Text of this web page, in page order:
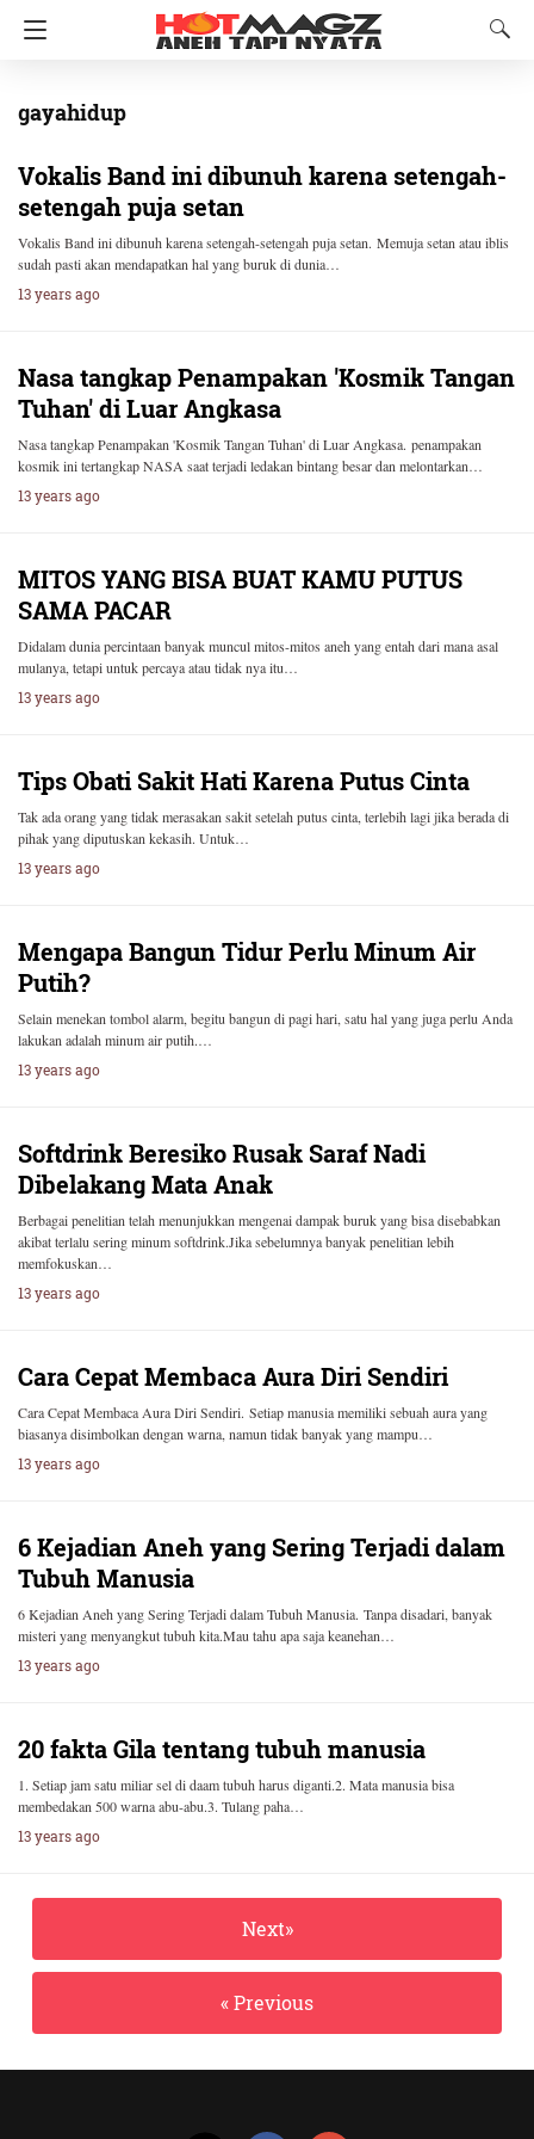
gayahidup
Vokalis Band ini dibunuh karena setengah-
setengah puja setan
Vokalis Band ini dibunuh karena setengah-setengah puja setan. Memuja setan atau iblis
sudah pasti akan mendapatkan hal yang buruk di dunia…
13 years ago
Nasa tangkap Penampakan 'Kosmik Tangan
Tuhan' di Luar Angkasa
Nasa tangkap Penampakan 'Kosmik Tangan Tuhan' di Luar Angkasa. penampakan
kosmik ini tertangkap NASA saat terjadi ledakan bintang besar dan melontarkan…
13 years ago
MITOS YANG BISA BUAT KAMU PUTUS
SAMA PACAR
Didalam dunia percintaan banyak muncul mitos-mitos aneh yang entah dari mana asal
mulanya, tetapi untuk percaya atau tidak nya itu…
13 years ago
Tips Obati Sakit Hati Karena Putus Cinta
Tak ada orang yang tidak merasakan sakit setelah putus cinta, terlebih lagi jika berada di
pihak yang diputuskan kekasih. Untuk…
13 years ago
Mengapa Bangun Tidur Perlu Minum Air
Putih?
Selain menekan tombol alarm, begitu bangun di pagi hari, satu hal yang juga perlu Anda
lakukan adalah minum air putih.…
13 years ago
Softdrink Beresiko Rusak Saraf Nadi
Dibelakang Mata Anak
Berbagai penelitian telah menunjukkan mengenai dampak buruk yang bisa disebabkan
akibat terlalu sering minum softdrink.Jika sebelumnya banyak penelitian lebih
memfokuskan…
13 years ago
Cara Cepat Membaca Aura Diri Sendiri
Cara Cepat Membaca Aura Diri Sendiri. Setiap manusia memiliki sebuah aura yang
biasanya disimbolkan dengan warna, namun tidak banyak yang mampu…
13 years ago
6 Kejadian Aneh yang Sering Terjadi dalam
Tubuh Manusia
6 Kejadian Aneh yang Sering Terjadi dalam Tubuh Manusia. Tanpa disadari, banyak
misteri yang menyangkut tubuh kita.Mau tahu apa saja keanehan…
13 years ago
20 fakta Gila tentang tubuh manusia
1. Setiap jam satu miliar sel di daam tubuh harus diganti.2. Mata manusia bisa
membedakan 500 warna abu-abu.3. Tulang paha…
13 years ago
Next»
« Previous